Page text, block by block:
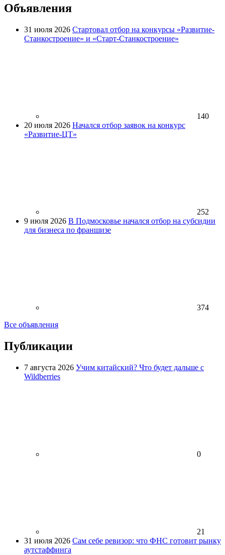
Объявления
31 июля 2026 Стартовал отбор на конкурсы «Развитие-
Станкостроение» и «Старт-Станкостроение»
140
20 июля 2026 Начался отбор заявок на конкурс
«Развитие-ЦТ»
252
9 июля 2026 В Подмосковье начался отбор на субсидии
для бизнеса по франшизе
374
Все объявления
Публикации
7 августа 2026 Учим китайский? Что будет дальше с
Wildberries
0
21
31 июля 2026 Сам себе ревизор: что ФНС готовит рынку
аутстаффинга